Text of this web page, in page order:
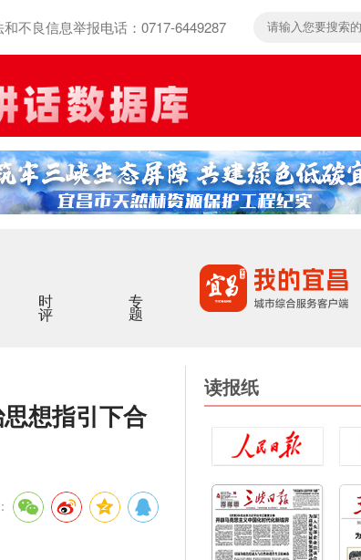
和不良信息举报电话：0717-6449287
时评 专题
想指引下合
读报纸